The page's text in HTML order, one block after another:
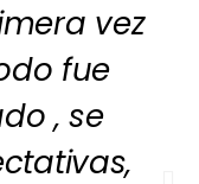
vez
fue
, se